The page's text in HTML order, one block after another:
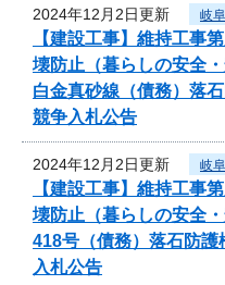
2024年12月2日更新 岐
【建設工事】維持工
壊防止（暮らしの安全
白金真砂線（債務）落
競争入札公告
2024年12月2日更新 岐
【建設工事】維持工
壊防止（暮らしの安全
418号（債務）落石防
入札公告